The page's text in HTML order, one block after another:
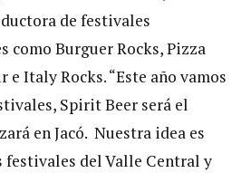
de festivales
como Burguer Rocks, Pizza
e Italy Rocks. “Este año vamos
Spirit Beer será el
en Jacó. Nuestra idea es
festivales del Valle Central y